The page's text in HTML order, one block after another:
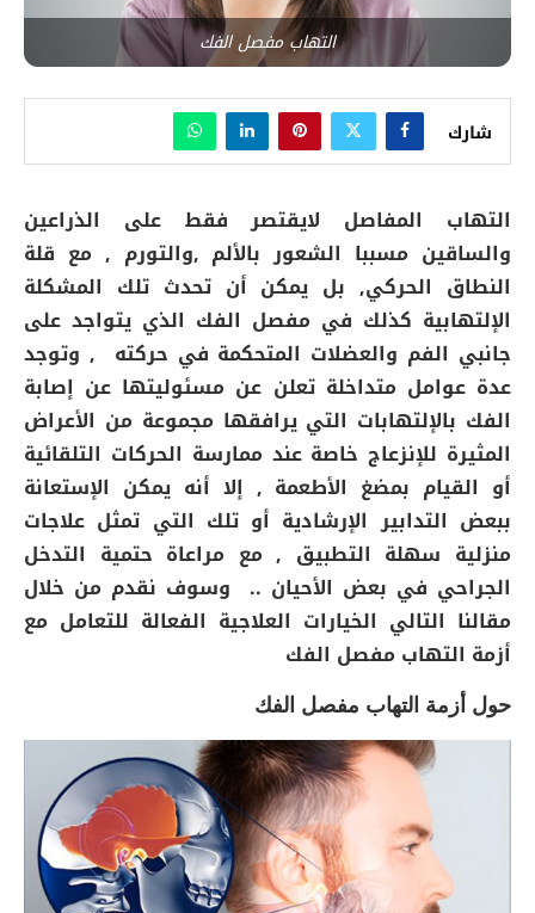
التهاب مفصل الفك
شارك
التهاب المفاصل لايقتصر فقط على الذراعين
والساقين مسببا الشعور بالألم ,والتورم , مع قلة
النطاق الحركي, بل يمكن أن تحدث تلك المشكلة
الإلتهابية كذلك في مفصل الفك الذي يتواجد على
جانبي الفم والعضلات المتحكمة في حركته , وتوجد
عدة عوامل متداخلة تعلن عن مسئوليتها عن إصابة
الفك بالإلتهابات التي يرافقها مجموعة من الأعراض
المثيرة للإنزعاج خاصة عند ممارسة الحركات التلقائية
أو القيام بمضغ الأطعمة , إلا أنه يمكن الإستعانة
ببعض التدابير الإرشادية أو تلك التي تمثل علاجات
منزلية سهلة التطبيق , مع مراعاة حتمية التدخل
الجراحي في بعض الأحيان .. وسوف نقدم من خلال
مقالنا التالي الخيارات العلاجية الفعالة للتعامل مع
أزمة التهاب مفصل الفك
حول أزمة التهاب مفصل الفك